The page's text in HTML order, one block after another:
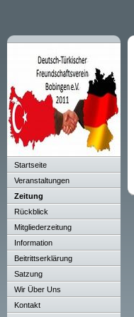
Startseite
Veranstaltungen
Zeitung
Rückblick
Mitgliederzeitung
Information
Beitrittserklärung
Satzung
Wir Über Uns
Kontakt